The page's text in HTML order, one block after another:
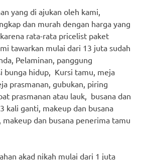
yang di ajukan oleh kami,
dan murah dengan harga yang
rata-rata pricelist paket
tawarkan mulai dari 13 juta sudah
Pelaminan, panggung
bunga hidup, Kursi tamu, meja
prasmanan, gubukan, piring
prasmanan atau lauk, busana dan
kali ganti, makeup dan busana
makeup dan busana penerima tamu
akad nikah mulai dari 1 juta